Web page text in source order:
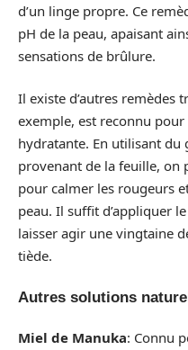
d’un linge propre. Ce
pH de la peau, apaisant
sensations de brûlure.
Il existe d’autres remèdes
exemple, est reconnu
hydratante. En utilisant du
provenant de la feuille, on
pour calmer les rougeurs
peau. Il suffit d’appliquer
laisser agir une vingtaine
tiède.
Autres solutions
Miel de Manuka: Connu